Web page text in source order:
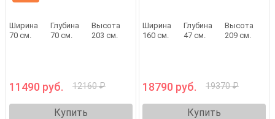
Ширина
70 см.
Глубина
70 см.
Высота
203 см.
11490 руб. 12160 ₽
Купить
Ширина
160 см.
Глубина
47 см.
Высота
209 см.
18790 руб. 19370 ₽
Купить